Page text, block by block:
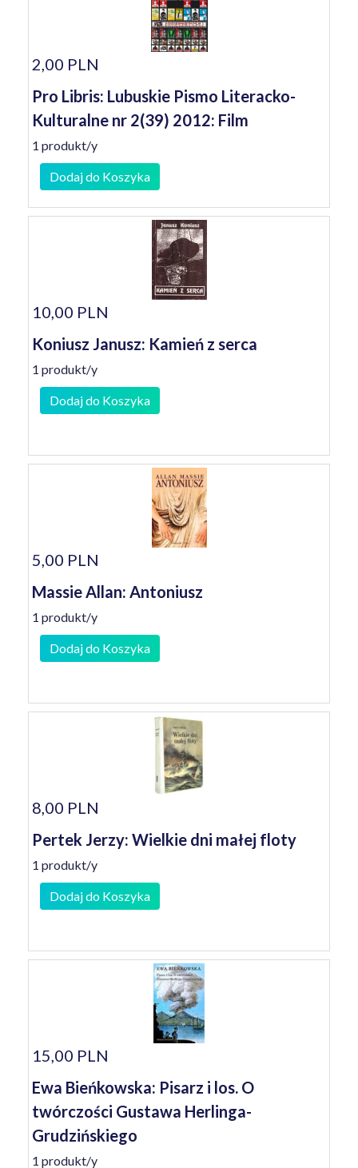
2,00 PLN
Pro Libris: Lubuskie Pismo Literacko-
Kulturalne nr 2(39) 2012: Film
1 produkt/y
Dodaj do Koszyka
10,00 PLN
Koniusz Janusz: Kamień z serca
1 produkt/y
Dodaj do Koszyka
5,00 PLN
Massie Allan: Antoniusz
1 produkt/y
Dodaj do Koszyka
8,00 PLN
Pertek Jerzy: Wielkie dni małej floty
1 produkt/y
Dodaj do Koszyka
15,00 PLN
Ewa Bieńkowska: Pisarz i los. O
twórczości Gustawa Herlinga-
Grudzińskiego
1 produkt/y